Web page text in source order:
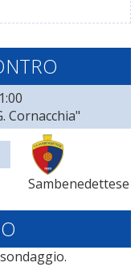
Cornacchia"
Sambenedettese